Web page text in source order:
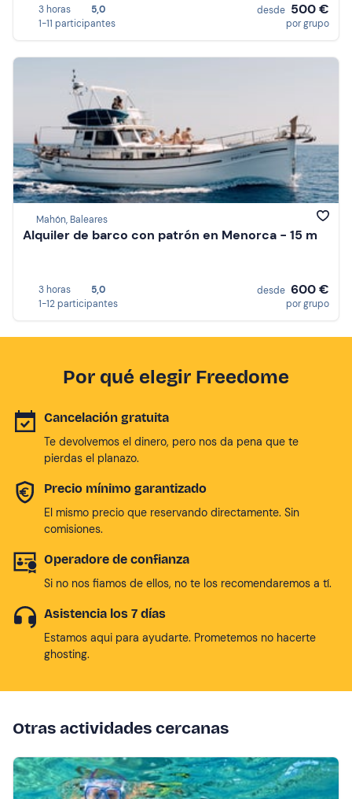
3 horas
5,0
1-11 participantes
desde 500 €
por grupo
Mahón, Baleares
Alquiler de barco con patrón en Menorca - 15 m
3 horas
5,0
1-12 participantes
desde 600 €
por grupo
Por qué elegir Freedome
Cancelación gratuita
Te devolvemos el dinero, pero nos da pena que te
pierdas el planazo.
Precio mínimo garantizado
El mismo precio que reservando directamente. Sin
comisiones.
Operadore de confianza
Si no nos fiamos de ellos, no te los recomendaremos a tí.
Asistencia los 7 días
Estamos aqui para ayudarte. Prometemos no hacerte
ghosting.
Otras actividades cercanas